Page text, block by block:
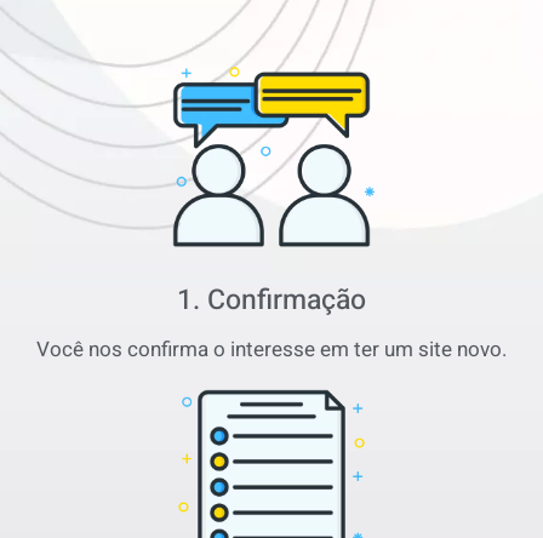
1. Confirmação
Você nos confirma o interesse em ter um site novo.